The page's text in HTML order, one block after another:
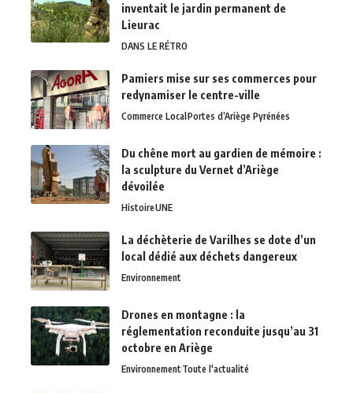
inventait le jardin permanent de
Lieurac
DANS LE RÉTRO
Pamiers mise sur ses commerces pour
redynamiser le centre-ville
Commerce Local Portes d’Ariège Pyrénées
Du chêne mort au gardien de mémoire :
la sculpture du Vernet d’Ariège
dévoilée
HistoireUNE
La déchèterie de Varilhes se dote d’un
local dédié aux déchets dangereux
Environnement
Drones en montagne : la
réglementation reconduite jusqu’au 31
octobre en Ariège
EnvironnementToute l'actualité